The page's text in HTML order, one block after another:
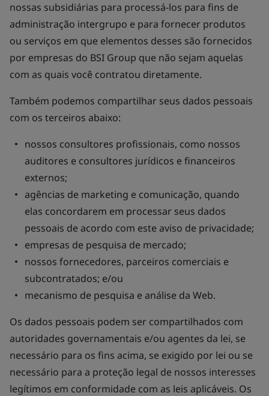
nossas subsidiárias para processá-los para fins de
administração intergrupo e para fornecer produtos
ou serviços em que elementos desses são fornecidos
por empresas do BSI Group que não sejam aquelas
com as quais você contratou diretamente.
Também podemos compartilhar seus dados pessoais
com os terceiros abaixo:
nossos consultores profissionais, como nossos
auditores e consultores jurídicos e financeiros
externos;
agências de marketing e comunicação, quando
elas concordarem em processar seus dados
pessoais de acordo com este aviso de privacidade;
empresas de pesquisa de mercado;
nossos fornecedores, parceiros comerciais e
subcontratados; e/ou
mecanismo de pesquisa e análise da Web.
Os dados pessoais podem ser compartilhados com
autoridades governamentais e/ou agentes da lei, se
necessário para os fins acima, se exigido por lei ou se
necessário para a proteção legal de nossos interesses
legítimos em conformidade com as leis aplicáveis. Os